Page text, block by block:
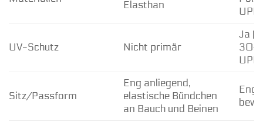
Elasthan
UV-Schutz Nicht primär
Ja
30+,
UPF
Sitz/Passform
Eng anliegend,
elastische Bündchen
an Bauch und Beinen
Eng